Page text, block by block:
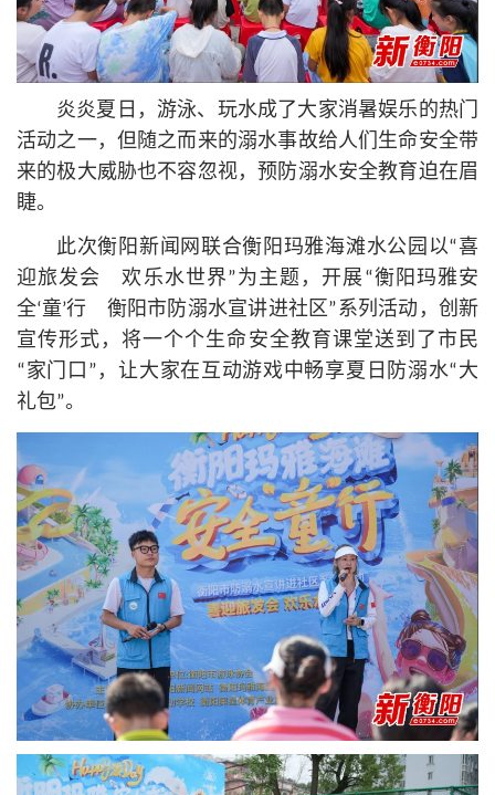
炎炎夏日，游泳、玩水成了大家消暑娱乐的热门
活动之一，但随之而来的溺水事故给人们生命安全带
来的极大威胁也不容忽视，预防溺水安全教育迫在眉
睫。
此次衡阳新闻网联合衡阳玛雅海滩水公园以“喜
迎旅发会 欢乐水世界”为主题，开展“衡阳玛雅安
全‘童’行 衡阳市防溺水宣讲进社区”系列活动，创新
宣传形式，将一个个生命安全教育课堂送到了市民
“家门口”，让大家在互动游戏中畅享夏日防溺水“大
礼包”。